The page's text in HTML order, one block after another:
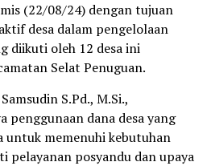
(22/08/24) dengan tujuan
desa dalam pengelolaan
diikuti oleh 12 desa ini
Selat Penuguan.
S.Pd., M.Si.,
penggunaan dana desa yang
untuk memenuhi kebutuhan
pelayanan posyandu dan upaya